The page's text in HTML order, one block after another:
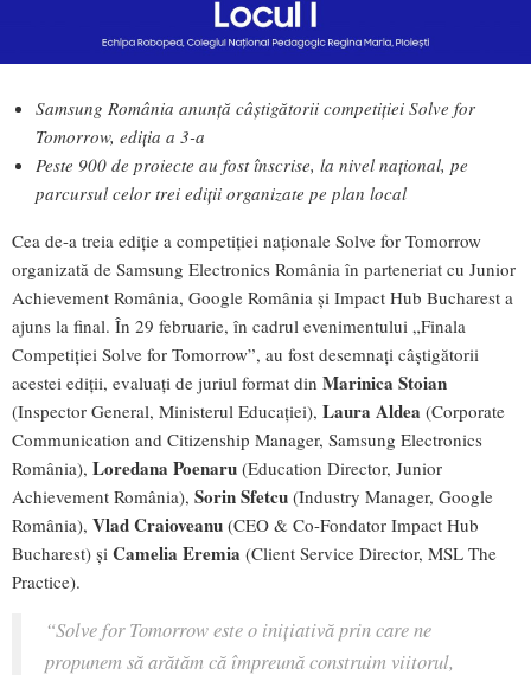
Samsung România anunță câștigătorii competiției Solve for
Tomorrow, ediția a 3-a
Peste 900 de proiecte au fost înscrise, la nivel național, pe
parcursul celor trei ediții organizate pe plan local
Cea de-a treia ediție a competiției naționale Solve for Tomorrow
organizată de Samsung Electronics România în parteneriat cu Junior
Achievement România, Google România și Impact Hub Bucharest a
ajuns la final. În 29 februarie, în cadrul evenimentului „Finala
Competiției Solve for Tomorrow”, au fost desemnați câștigătorii
acestei ediții, evaluați de juriul format din Marinica Stoian
(Inspector General, Ministerul Educației), Laura Aldea (Corporate
Communication and Citizenship Manager, Samsung Electronics
România), Loredana Poenaru (Education Director, Junior
Achievement România), Sorin Sfetcu (Industry Manager, Google
România), Vlad Craioveanu (CEO & Co-Fondator Impact Hub
Bucharest) și Camelia Eremia (Client Service Director, MSL The
Practice).
“Solve for Tomorrow este o inițiativă prin care ne
propunem să arătăm că împreună construim viitorul,